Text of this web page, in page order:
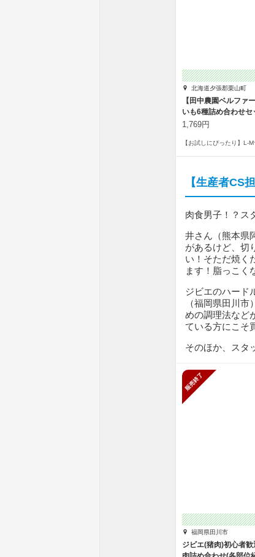
北海道夕張郡栗山町
【田中農園ベルファ
いも6種詰め合わせセ
1,769円
【生産者CS
肉食男子！？ス
井さん（熊本県
があるけど、切
い！そただ焼く
ます！脂っこく
ジビエのハード
（福岡県田川
めの調理法など
ている方にこそ
そのほか、スタ
福岡県田川市
ジビエ(猪肉)初心者